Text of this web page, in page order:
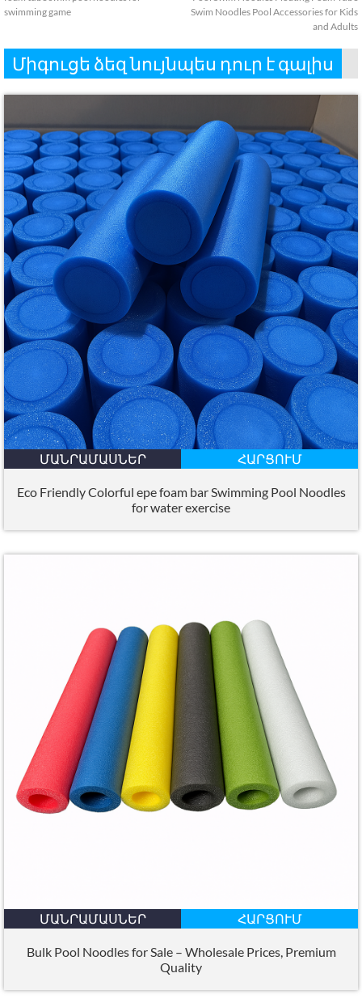
swimming game
Swim Noodles Pool Accessories for Kids
and Adults
Միգուցե ձեզ նույնպես դուր է գալիս
ՄԱՆՐԱՄԱՍՆԵՐ ՀԱՐՑՈՒՄ
Eco Friendly Colorful epe foam bar Swimming Pool Noodles
for water exercise
ՄԱՆՐԱՄԱՍՆԵՐ ՀԱՐՑՈՒՄ
Bulk Pool Noodles for Sale – Wholesale Prices, Premium
Quality